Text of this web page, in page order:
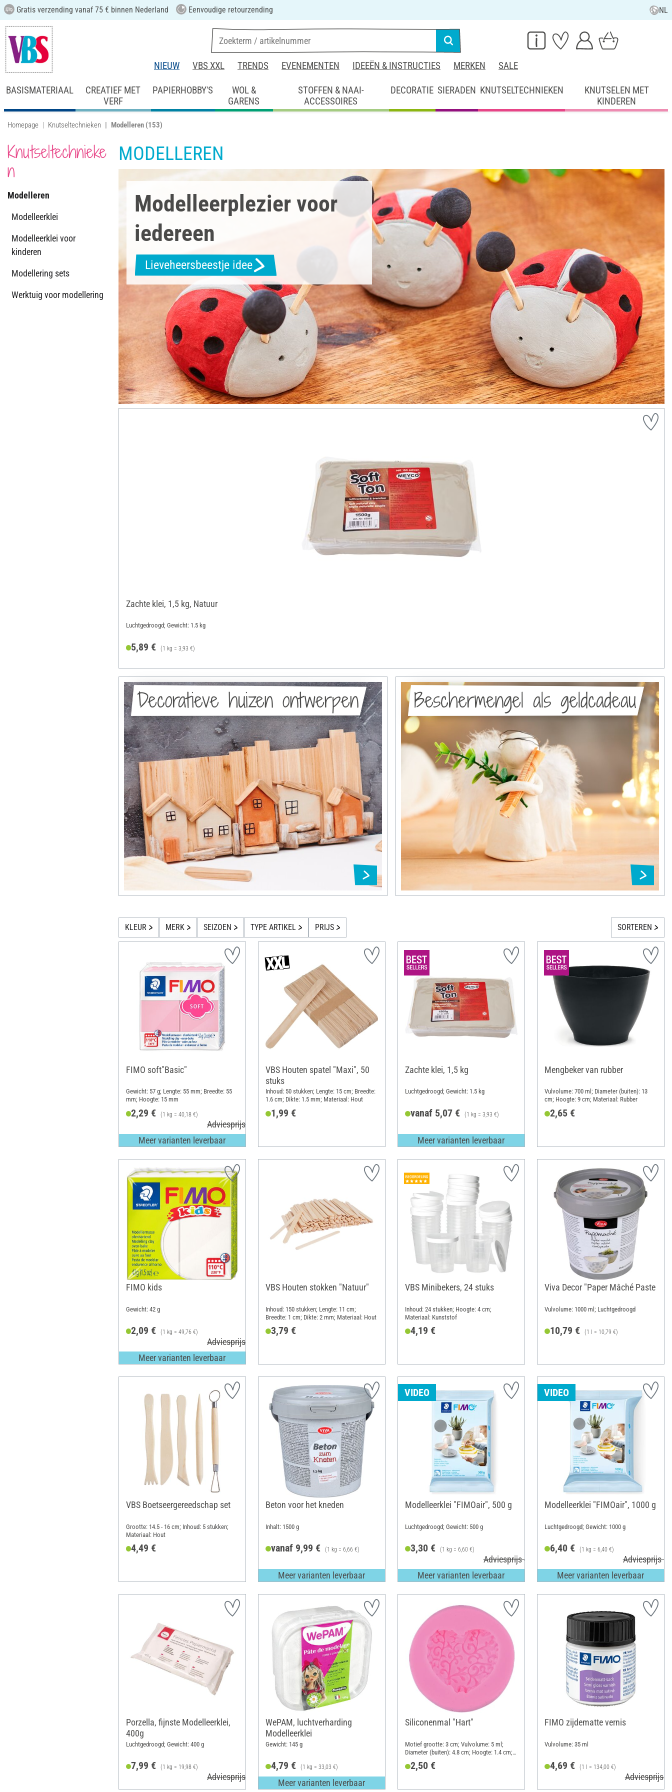
Gratis verzending vanaf 75 € binnen Nederland Eenvoudige retourzending NL
NIEUW VBS XXL TRENDS EVENEMENTEN IDEEËN & INSTRUCTIES MERKEN SALE
BASISMATERIAAL
CREATIEF MET
VERF
PAPIERHOBBY'S
WOL &
GARENS
STOFFEN & NAAI-
ACCESSOIRES
DECORATIE SIERADEN KNUTSELTECHNIEKEN
KNUTSELEN MET
KINDEREN
Homepage Knutseltechnieken Modelleren (153)
Knutseltechnieke
n
Modelleren
Modelleerklei
Modelleerklei voor
kinderen
Modellering sets
Werktuig voor modellering
MODELLEREN
Modelleerplezier voor
iedereen
Lieveheersbeestje idee
Zachte klei, 1,5 kg, Natuur
Luchtgedroogd; Gewicht: 1.5 kg
5,89 € (1 kg = 3,93 €)
Decoratieve huizen ontwerpen Beschermengel als geldcadeau
KLEUR MERK SEIZOEN TYPE ARTIKEL PRIJS SORTEREN
FIMO soft"Basic"
Gewicht: 57 g; Lengte: 55 mm; Breedte: 55
mm; Hoogte: 15 mm
2,29 € (1 kg = 40,18 €)
Adviesprijs 3,60 €
Meer varianten leverbaar
VBS Houten spatel "Maxi", 50
stuks
Inhoud: 50 stukken; Lengte: 15 cm; Breedte:
1.6 cm; Dikte: 1.5 mm; Materiaal: Hout
1,99 €
Zachte klei, 1,5 kg
Luchtgedroogd; Gewicht: 1.5 kg
vanaf 5,07 € (1 kg = 3,93 €)
Meer varianten leverbaar
Mengbeker van rubber
Vulvolume: 700 ml; Diameter (buiten): 13
cm; Hoogte: 9 cm; Materiaal: Rubber
2,65 €
FIMO kids
Gewicht: 42 g
2,09 € (1 kg = 49,76 €)
Adviesprijs 2,95 €
Meer varianten leverbaar
VBS Houten stokken "Natuur"
Inhoud: 150 stukken; Lengte: 11 cm;
Breedte: 1 cm; Dikte: 2 mm; Materiaal: Hout
3,79 €
VBS Minibekers, 24 stuks
Inhoud: 24 stukken; Hoogte: 4 cm;
Materiaal: Kunststof
4,19 €
Viva Decor "Paper Mâché Paste
Vulvolume: 1000 ml; Luchtgedroogd
10,79 € (1 l = 10,79 €)
VBS Boetseergereedschap set
Grootte: 14.5 - 16 cm; Inhoud: 5 stukken;
Materiaal: Hout
4,49 €
Beton voor het kneden
Inhalt: 1500 g
vanaf 9,99 € (1 kg = 6,66 €)
Meer varianten leverbaar
VIDEO
Modelleerklei "FIMOair", 500 g
Luchtgedroogd; Gewicht: 500 g
3,30 € (1 kg = 6,60 €)
Adviesprijs 4,75 €
Meer varianten leverbaar
VIDEO
Modelleerklei "FIMOair", 1000 g
Luchtgedroogd; Gewicht: 1000 g
6,40 € (1 kg = 6,40 €)
Adviesprijs
Meer varianten leverbaar
Porzella, fijnste Modelleerklei,
400g
Luchtgedroogd; Gewicht: 400 g
7,99 € (1 kg = 19,98 €)
Adviesprijs 9,99 €
WePAM, luchtverharding
Modelleerklei
Gewicht: 145 g
4,79 € (1 kg = 33,03 €)
Meer varianten leverbaar
Siliconenmal "Hart"
Motief grootte: 3 cm; Vulvolume: 5 ml;
Diameter (buiten): 4.8 cm; Hoogte: 1.4 cm;
Materiaal: Siliconen
2,50 €
FIMO zijdematte vernis
Vulvolume: 35 ml
4,69 € (1 l = 134,00 €)
Adviesprijs